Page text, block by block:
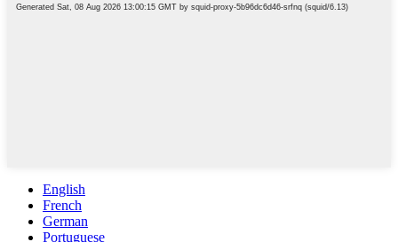
English
French
German
Portuguese